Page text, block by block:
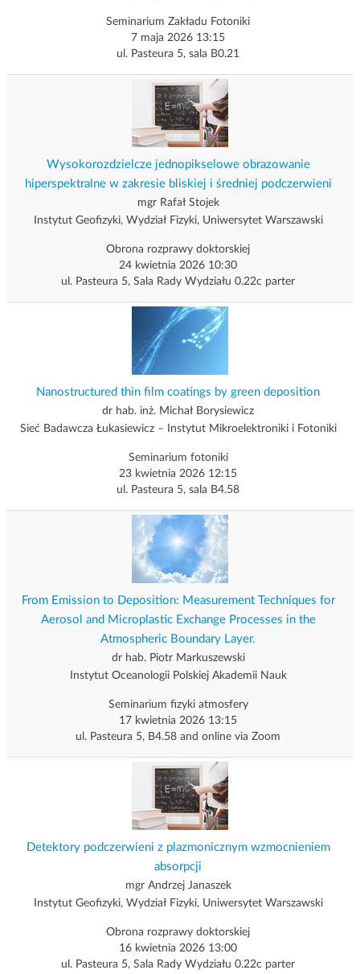
Seminarium Zakładu Fotoniki
7 maja 2026 13:15
ul. Pasteura 5, sala B0.21
Wysokorozdzielcze jednopikselowe obrazowanie
hiperspektralne w zakresie bliskiej i średniej podczerwieni
mgr Rafał Stojek
Instytut Geofizyki, Wydział Fizyki, Uniwersytet Warszawski
Obrona rozprawy doktorskiej
24 kwietnia 2026 10:30
ul. Pasteura 5, Sala Rady Wydziału 0.22c parter
Nanostructured thin film coatings by green deposition
dr hab. inż. Michał Borysiewicz
Sieć Badawcza Łukasiewicz – Instytut Mikroelektroniki i Fotoniki
Seminarium fotoniki
23 kwietnia 2026 12:15
ul. Pasteura 5, sala B4.58
From Emission to Deposition: Measurement Techniques for
Aerosol and Microplastic Exchange Processes in the
Atmospheric Boundary Layer.
dr hab. Piotr Markuszewski
Instytut Oceanologii Polskiej Akademii Nauk
Seminarium fizyki atmosfery
17 kwietnia 2026 13:15
ul. Pasteura 5, B4.58 and online via Zoom
Detektory podczerwieni z plazmonicznym wzmocnieniem
absorpcji
mgr Andrzej Janaszek
Instytut Geofizyki, Wydział Fizyki, Uniwersytet Warszawski
Obrona rozprawy doktorskiej
16 kwietnia 2026 13:00
ul. Pasteura 5, Sala Rady Wydziału 0.22c parter